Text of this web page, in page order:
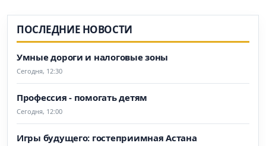
ПОСЛЕДНИЕ НОВОСТИ
Умные дороги и налоговые зоны
Сегодня, 12:30
Профессия - помогать детям
Сегодня, 12:00
Игры будущего: гостеприимная Астана